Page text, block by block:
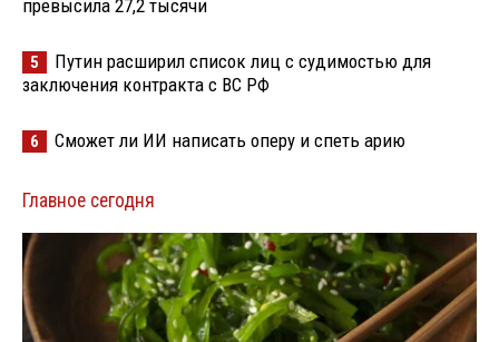
превысила 27,2 тысячи
5
Путин расширил список лиц с судимостью для
заключения контракта с ВС РФ
6 Сможет ли ИИ написать оперу и спеть арию
Главное сегодня